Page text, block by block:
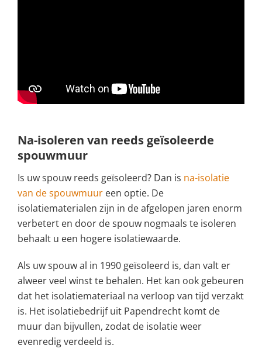
Na-isoleren van reeds geïsoleerde
spouwmuur
Is uw spouw reeds geïsoleerd? Dan is na-isolatie
van de spouwmuur een optie. De
isolatiematerialen zijn in de afgelopen jaren enorm
verbetert en door de spouw nogmaals te isoleren
behaalt u een hogere isolatiewaarde.
Als uw spouw al in 1990 geïsoleerd is, dan valt er
alweer veel winst te behalen. Het kan ook gebeuren
dat het isolatiemateriaal na verloop van tijd verzakt
is. Het isolatiebedrijf uit Papendrecht komt de
muur dan bijvullen, zodat de isolatie weer
evenredig verdeeld is.